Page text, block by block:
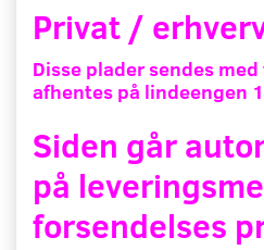
Privat /
Disse plader sendes
afhentes på lindeengen
Siden går
på
forsendelses